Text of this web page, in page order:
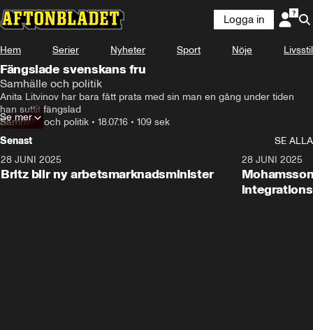
Logga in
Hem Serier Nyheter Sport Nöje Livsstil
Fängslade svenskans fru
Samhälle och politik
Anita Litvinov har bara fått prata med sin man en gång under tiden
han suttit fängslad
Samhälle och politik • 18.07.16 • 109 sek
Se mer
Senast
SE ALLA
28 JUNI 2025
Britz blir ny arbetsmarknadsminister
28 JUNI 2025